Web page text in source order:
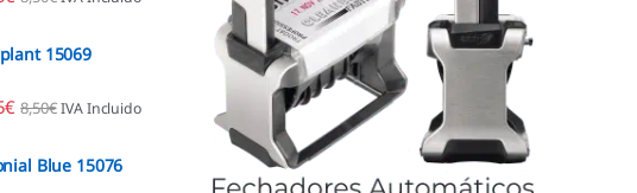
15069
€ 8,50€ IVA Incluido
Blue 15076